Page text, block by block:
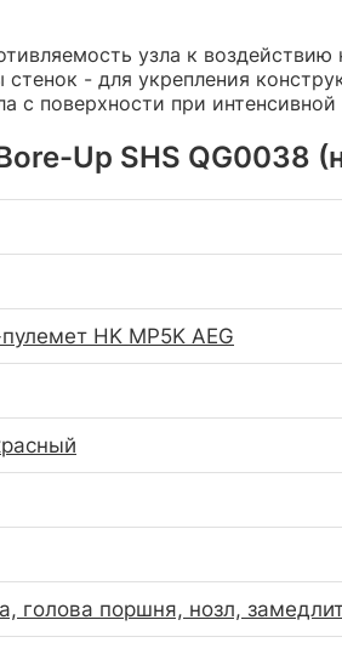
узла к
- для укрепления
с поверхности при интенсивной
Up SHS QG0038
HK MP5K AEG
голова поршня, нозл,